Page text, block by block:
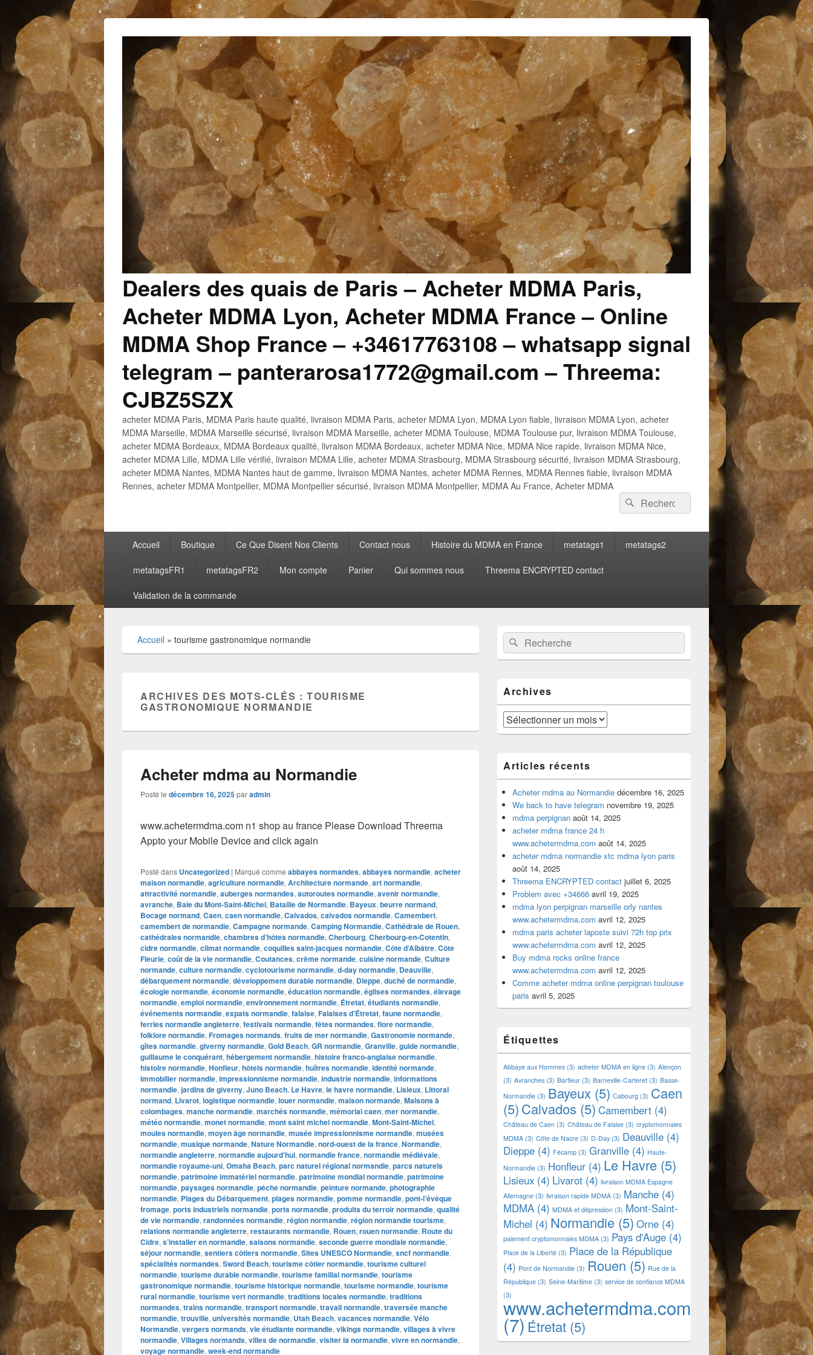
Dealers des quais de Paris – Acheter MDMA Paris,
Acheter MDMA Lyon, Acheter MDMA France – Online
MDMA Shop France – +34617763108 – whatsapp signal
telegram – panterarosa1772@gmail.com – Threema:
CJBZ5SZX
acheter MDMA Paris, MDMA Paris haute qualité, livraison MDMA Paris, acheter MDMA Lyon, MDMA Lyon fiable, livraison MDMA Lyon, acheter
MDMA Marseille, MDMA Marseille sécurisé, livraison MDMA Marseille, acheter MDMA Toulouse, MDMA Toulouse pur, livraison MDMA Toulouse,
acheter MDMA Bordeaux, MDMA Bordeaux qualité, livraison MDMA Bordeaux, acheter MDMA Nice, MDMA Nice rapide, livraison MDMA Nice,
acheter MDMA Lille, MDMA Lille vérifié, livraison MDMA Lille, acheter MDMA Strasbourg, MDMA Strasbourg sécurité, livraison MDMA Strasbourg,
acheter MDMA Nantes, MDMA Nantes haut de gamme, livraison MDMA Nantes, acheter MDMA Rennes, MDMA Rennes fiable, livraison MDMA
Rennes, acheter MDMA Montpellier, MDMA Montpellier sécurisé, livraison MDMA Montpellier, MDMA Au France, Acheter MDMA
Recherche :
Rechercher
Menu
principalAccueil Boutique Ce Que Disent Nos Clients Contact nous Histoire du MDMA en France metatags1 metatags2
metatagsFR1 metatagsFR2 Mon compte Panier Qui sommes nous Threema ENCRYPTED contact
Validation de la commande
Accueil » tourisme gastronomique normandie
ARCHIVES DES MOTS-CLÉS :TOURISME
GASTRONOMIQUE NORMANDIE
Acheter mdma au Normandie
Posté le décembre 16, 2025paradmin
www.achetermdma.com n1 shop au france Please Download Threema
Appto your Mobile Device and click again
Posté dans Uncategorized | Marqué comme abbayes normandes, abbayes normandie, acheter
maison normandie, agriculture normandie, Architecture normande, art normandie,
attractivité normandie, auberges normandes, autoroutes normandie, avenir normandie,
avranche, Baie du Mont-Saint-Michel, Bataille de Normandie, Bayeux, beurre normand,
Bocage normand, Caen, caen normandie, Calvados, calvados normandie, Camembert,
camembert de normandie, Campagne normande, Camping Normandie, Cathédrale de Rouen,
cathédrales normandie, chambres d’hôtes normandie, Cherbourg, Cherbourg-en-Cotentin,
cidre normandie, climat normandie, coquilles saint-jacques normandie, Côte d’Albâtre, Côte
Fleurie, coût de la vie normandie, Coutances, crème normande, cuisine normande, Culture
normande, culture normandie, cyclotourisme normandie, d-day normandie, Deauville,
débarquement normandie, développement durable normandie, Dieppe, duché de normandie,
écologie normandie, économie normandie, éducation normandie, églises normandes, élevage
normandie, emploi normandie, environnement normandie, Étretat, étudiants normandie,
événements normandie, expats normandie, falaise, Falaises d’Étretat, faune normandie,
ferries normandie angleterre, festivals normandie, fêtes normandes, flore normandie,
folklore normandie, Fromages normands, fruits de mer normandie, Gastronomie normande,
gîtes normandie, giverny normandie, Gold Beach, GR normandie, Granville, guide normandie,
guillaume le conquérant, hébergement normandie, histoire franco-anglaise normandie,
histoire normandie, Honfleur, hôtels normandie, huîtres normandie, identité normande,
immobilier normandie, impressionnisme normandie, industrie normandie, informations
normandie, jardins de giverny, Juno Beach, Le Havre, le havre normandie, Lisieux, Littoral
normand, Livarot, logistique normandie, louer normandie, maison normande, Maisons à
colombages, manche normandie, marchés normandie, mémorial caen, mer normandie,
météo normandie, monet normandie, mont saint michel normandie, Mont-Saint-Michel,
moules normandie, moyen âge normandie, musée impressionnisme normandie, musées
normandie, musique normande, Nature Normandie, nord-ouest de la france, Normandie,
normandie angleterre, normandie aujourd’hui, normandie france, normandie médiévale,
normandie royaume-uni, Omaha Beach, parc naturel régional normandie, parcs naturels
normandie, patrimoine immatériel normandie, patrimoine mondial normandie, patrimoine
normandie, paysages normandie, pêche normandie, peinture normande, photographie
normandie, Plages du Débarquement, plages normandie, pomme normandie, pont-l’évêque
fromage, ports industriels normandie, ports normandie, produits du terroir normandie, qualité
de vie normandie, randonnées normandie, région normandie, région normandie tourisme,
relations normandie angleterre, restaurants normandie, Rouen, rouen normandie, Route du
Cidre, s’installer en normandie, saisons normandie, seconde guerre mondiale normandie,
séjour normandie, sentiers côtiers normandie, Sites UNESCO Normandie, sncf normandie,
spécialités normandes, Sword Beach, tourisme côtier normandie, tourisme culturel
normandie, tourisme durable normandie, tourisme familial normandie, tourisme
gastronomique normandie, tourisme historique normandie, tourisme normandie, tourisme
rural normandie, tourisme vert normandie, traditions locales normandie, traditions
normandes, trains normandie, transport normandie, travail normandie, traversée manche
normandie, trouville, universités normandie, Utah Beach, vacances normandie, Vélo
Normandie, vergers normands, vie étudiante normandie, vikings normandie, villages à vivre
normandie, Villages normands, villes de normandie, visiter la normandie, vivre en normandie,
voyage normandie, week-end normandie
Zone
principale
de
widget
barre
latérale
Recherche :Rechercher
Archives
Archives
Articles récents
Acheter mdma au Normandie décembre 16, 2025
We back to have telegram novembre 19, 2025
mdma perpignan août 14, 2025
acheter mdma france 24 h
www.achetermdma.com août 14, 2025
acheter mdma normandie xtc mdma lyon paris
août 14, 2025
Threema ENCRYPTED contact juillet 6, 2025
Problem avec +34666 avril 19, 2025
mdma lyon perpignan marseille orly nantes
www.achetermdma.com avril 12, 2025
mdma paris acheter laposte suivi 72h top prix
www.achetermdma.com avril 12, 2025
Buy mdma rocks online france
www.achetermdma.com avril 12, 2025
Comme acheter mdma online perpignan toulouse
paris avril 5, 2025
Étiquettes
Abbaye aux Hommes (3) acheter MDMA en ligne (3) Alençon
(3) Avranches (3) Barfleur (3) Barneville-Carteret (3) Basse-
Normandie (3) Bayeux (5) Cabourg (3) Caen
(5)Calvados (5) Camembert (4)
Château de Caen (3) Château de Falaise (3) cryptomonnaies
MDMA (3) Côte de Nacre (3) D-Day (3) Deauville (4)
Dieppe (4) Fécamp (3) Granville (4) Haute-
Normandie (3) Honfleur (4) Le Havre (5)
Lisieux (4) Livarot (4) livraison MDMA Espagne
Allemagne (3) livraison rapide MDMA (3) Manche (4)
MDMA (4) MDMA et dépression (3) Mont-Saint-
Michel (4) Normandie (5) Orne (4)
paiement cryptomonnaies MDMA (3) Pays d'Auge (4)
Place de la Liberté (3) Place de la République
(4) Pont de Normandie (3) Rouen (5) Rue de la
République (3) Seine-Maritime (3) service de confiance MDMA
(3)
www.achetermdma.com
(7)Étretat (5)